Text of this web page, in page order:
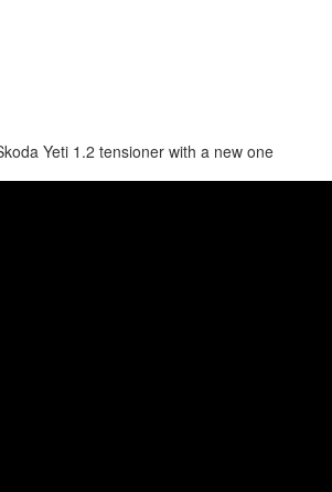
Yeti 1.2 tensioner with a new one